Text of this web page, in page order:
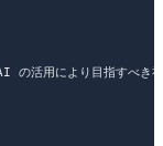
の活用により目指すべき